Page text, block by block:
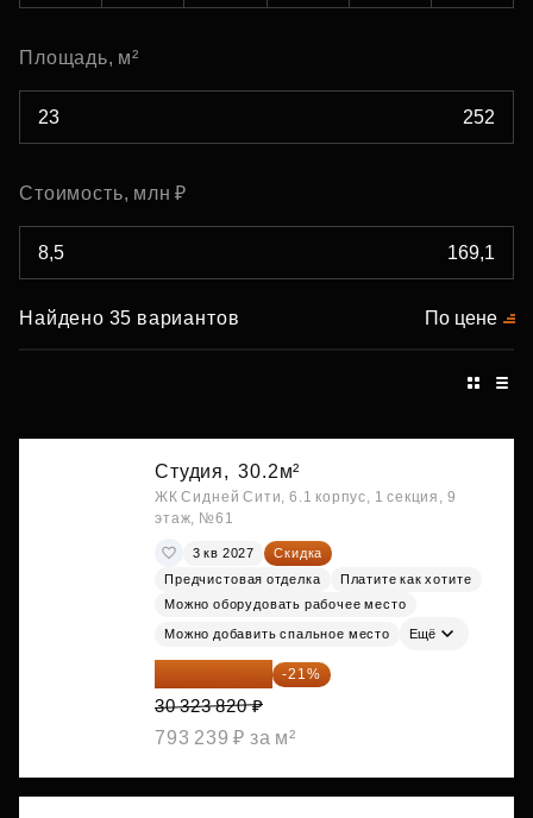
Площадь, м²
Стоимость, млн ₽
Найдено 35 вариантов По цене
Студия, 30.2м²
ЖК Сидней Сити, 6.1 корпус, 1 секция, 9
этаж, №61
3 кв 2027
Скидка
Предчистовая отделка
Платите как хотите
Можно оборудовать рабочее место
Можно добавить спальное место Ещё
23 955 818 ₽ -21%
30 323 820 ₽
793 239 ₽ за м²